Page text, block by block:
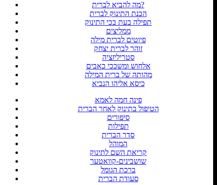
מה להביא לברית?
הכנת התינוק לברית
תפילה בעת בכי התינוק
ממליצים
פיוטים לברית מילה
זוהר לברית יצחק
סטריליזציה
אלחוש ומשככי כאבים
מהותה של ברית המילה
כיסא אליהו הנביא
פינה חמה לאמא
הטיפול בתינוק לאחר הברית
סיפורים
תפילות
סדר הברית
המוהל
קריאת השם לתינוק
שושבינים-קוואטער
ברכת הגומל
סעודת הברית